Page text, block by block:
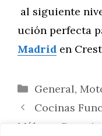
al siguiente
ución perfecta
Madrid en
Categorías
General,
Cocinas
Málaga: